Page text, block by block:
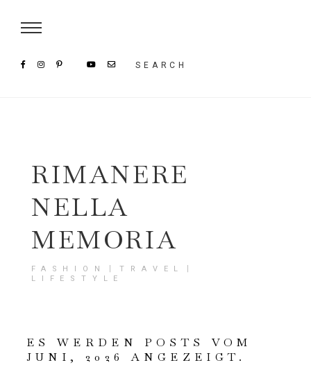
SEARCH
RIMANERE
NELLA
MEMORIA
FASHION〡TRAVEL〡
LIFESTYLE
ES WERDEN POSTS VOM
JUNI, 2026 ANGEZEIGT.